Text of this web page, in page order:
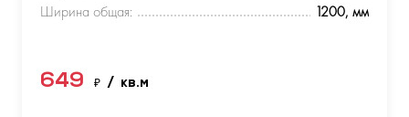
Ширина общая:
1200, мм
649 ₽ / кв.м